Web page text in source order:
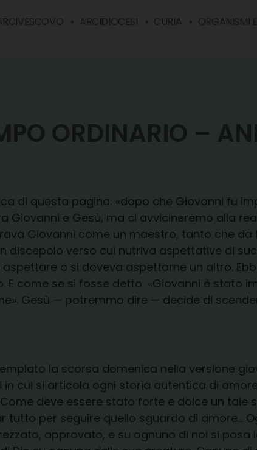
ARCIDIOCESI CURIA ORGANISMI
ORDINARIO –
di questa pagina: «dopo che Giovanni fu
Giovanni e Gesù, ma ci avvicineremo alla
Giovanni come un maestro, tanto che
discepolo verso cui nutriva aspettative di
o si doveva aspettarne un altro.
come se si fosse detto: «Giovanni è stato
Gesù — potremmo dire — decide di
la scorsa domenica nella versione
cui si articola ogni storia autentica di
deve essere stato forte e dolce un tale
tutto per seguire quello sguardo di amore…
approvato, e su ognuno di noi si posa